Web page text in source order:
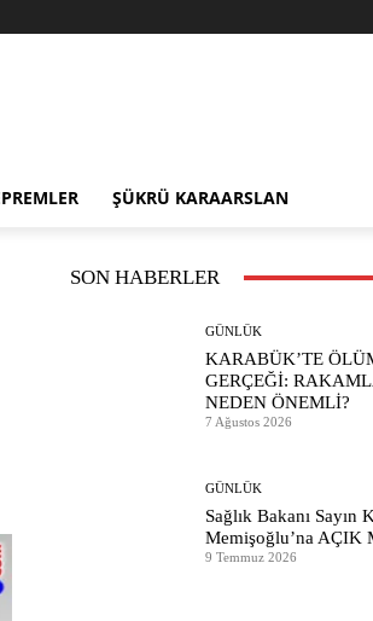
ŞÜKRÜ KARAARSLAN
SON HABERLER
GÜNLÜK
KARABÜK’TE
GERÇEĞİ:
NEDEN ÖNEMLİ?
7 Ağustos 2026
GÜNLÜK
Sağlık Bakanı Sayın
Memişoğlu’na AÇIK
9 Temmuz 2026